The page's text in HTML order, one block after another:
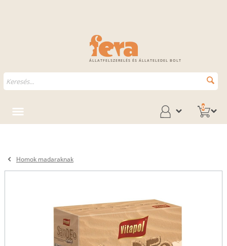
ÁLLATFELSZERELÉS ÉS ÁLLATELEDEL BOLT
0
Homok madaraknak